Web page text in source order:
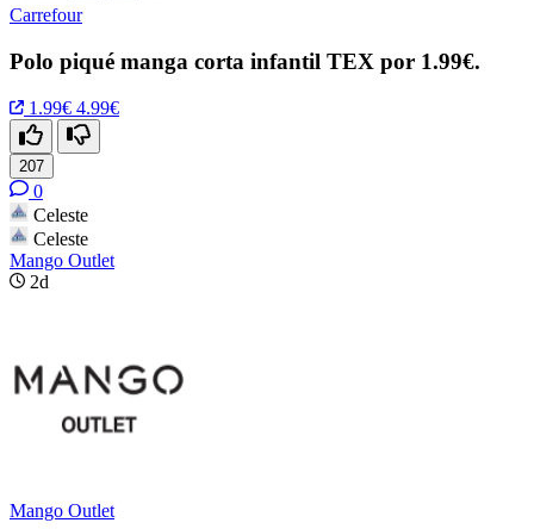
Carrefour
Polo piqué manga corta infantil TEX por 1.99€.
1.99€ 4.99€
207
0
Celeste
Celeste
Mango Outlet
2d
Mango Outlet